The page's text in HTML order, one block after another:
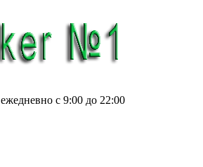
с 9:00 до 22:00